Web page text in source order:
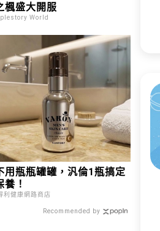
楓盛大開服
World
用瓶瓶罐罐，汎倫1瓶搞定
養！
利健康網路商店
Recommended by